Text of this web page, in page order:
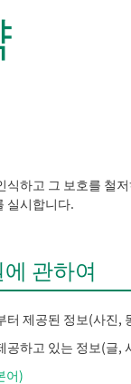
식하고 그 보호를 철
실시합니다.
관하여
터 제공된 정보(사진
공하고 있는 정보(글
어)